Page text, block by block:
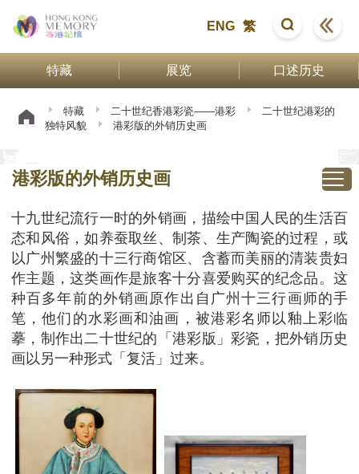
ENG 繁
特藏 展览 口述历史
特藏 二十世纪香港彩瓷——港彩
二十世纪港彩的
独特风貌
港彩版的外销历史画
港彩版的外销历史画
十九世纪流行一时的外销画，描绘中国人民的生活百
态和风俗，如养蚕取丝、制茶、生产陶瓷的过程，或
以广州繁盛的十三行商馆区、含蓄而美丽的清装贵妇
作主题，这类画作是旅客十分喜爱购买的纪念品。这
种百多年前的外销画原作出自广州十三行画师的手
笔，他们的水彩画和油画，被港彩名师以釉上彩临
摹，制作出二十世纪的「港彩版」彩瓷，把外销历史
画以另一种形式「复活」过来。